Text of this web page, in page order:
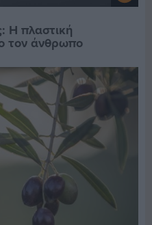
Η πλαστική
τον άνθρωπο